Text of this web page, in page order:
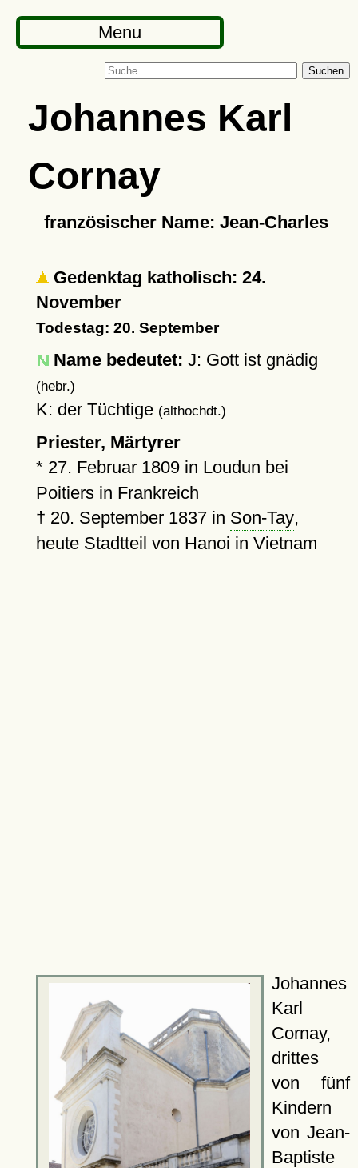
Menu
Suchen
Johannes Karl
Cornay
französischer Name: Jean-Charles
Gedenktag katholisch: 24.
November
Todestag: 20. September
Name bedeutet: J: Gott ist gnädig
(hebr.)
K: der Tüchtige (althochdt.)
Priester, Märtyrer
* 27. Februar 1809in Loudun bei
Poitiers in Frankreich
† 20. September 1837in Son-Tay,
heute Stadtteil von Hanoi in Vietnam
Johannes
Karl
Cornay,
drittes
von fünf
Kindern
von Jean-
Baptiste